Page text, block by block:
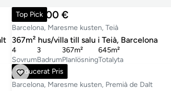
Top Pick
1 275 000 €
Barcelona, Maresme kusten, Teià
367m² hus/villa till salu i Teià, Barcelona
Sovrum
4
Badrum
3
Planlösning
367m²
Totalyta
645m²
Reducerat Pris
890 000 €
Barcelona, Maresme kusten, Premià de Dalt